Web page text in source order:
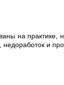
на
и